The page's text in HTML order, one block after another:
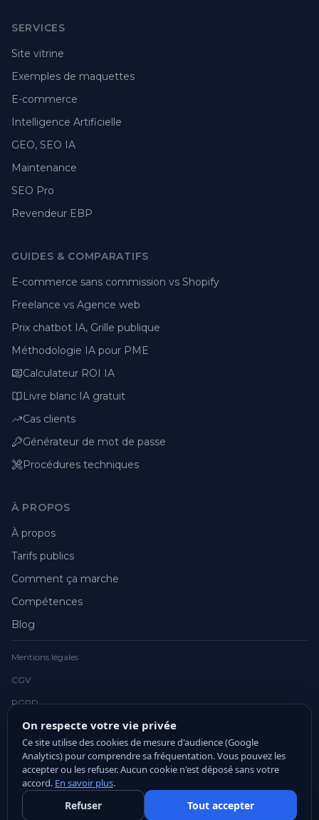
SERVICES
Site vitrine
Exemples de maquettes
E-commerce
Intelligence Artificielle
GEO, SEO IA
Maintenance
SEO Pro
Revendeur EBP
GUIDES & COMPARATIFS
E-commerce sans commission vs Shopify
Freelance vs Agence web
Prix chatbot IA, Grille publique
Méthodologie IA pour PME
Calculateur ROI IA
Livre blanc IA gratuit
Cas clients
Générateur de mot de passe
Procédures techniques
À PROPOS
À propos
Tarifs publics
Comment ça marche
Compétences
Blog
Mentions légales
CGV
RGPD
© 2026 Julien Chrétien. Tous droits réservés.
Webmaster freelance, Béthune, Arras, Lille, Lens
On respecte votre vie privée
Ce site utilise des cookies de mesure d'audience (Google
Analytics) pour comprendre sa fréquentation. Vous pouvez les
accepter ou les refuser. Aucun cookie n'est déposé sans votre
accord. En savoir plus.
Refuser Tout accepter